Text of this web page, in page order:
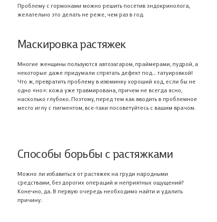
Проблему с гормонами можно решить посетив эндокринолога,
желательно это делать не реже, чем раз в год.
Маскировка растяжек
Многие женщины пользуются автозагаром, праймерами, пудрой, а
некоторые даже придумали спрятать дефект под… татуировкой!
Что ж, превратить проблему в изюминку хороший ход, если бы не
одно «но»: кожа уже травмирована, причем не всегда ясно,
насколько глубоко. Поэтому, перед тем как вводить в проблемное
место иглу с пигментом, все-таки посоветуйтесь с вашим врачом.
Способы борьбы с растяжками
Можно ли избавиться от растяжек на груди народными
средствами, без дорогих операций и неприятных ощущений?
Конечно, да. В первую очередь необходимо найти и удалить
причину: